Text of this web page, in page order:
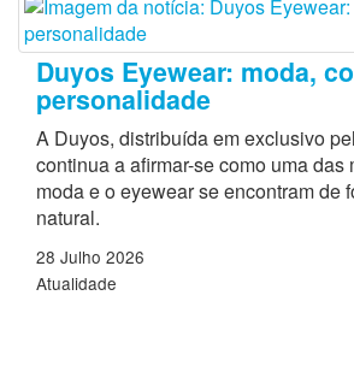
Duyos Eyewear: moda,
personalidade
A Duyos, distribuída em exclusivo
continua a afirmar-se como uma das
moda e o eyewear se encontram de
natural.
28 Julho 2026
Atualidade